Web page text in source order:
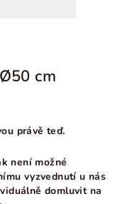
cm
právě teď.
není možné
vyzvednutí u nás
domluvit na